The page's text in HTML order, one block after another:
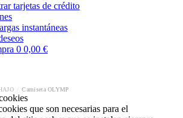
tarjetas de crédito
instantáneas
0 0,00 €
Camiseta OLYMP
que son necesarias para el